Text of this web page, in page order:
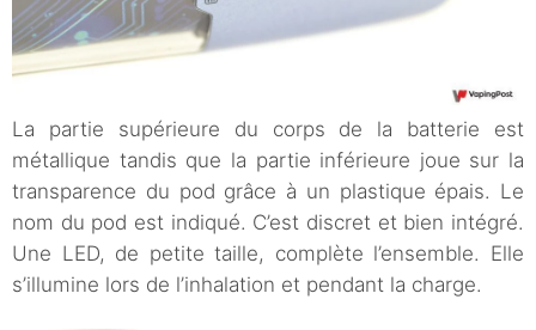
La partie supérieure du corps de la batterie est
métallique tandis que la partie inférieure joue sur la
transparence du pod grâce à un plastique épais. Le
nom du pod est indiqué. C’est discret et bien intégré.
Une LED, de petite taille, complète l’ensemble. Elle
s’illumine lors de l’inhalation et pendant la charge.